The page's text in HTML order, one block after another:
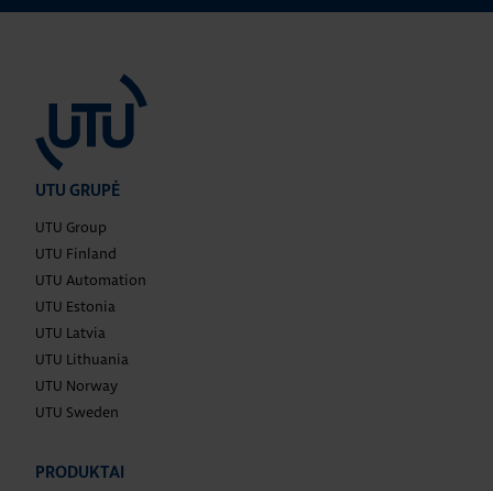
UTU GRUPĖ
UTU Group
UTU Finland
UTU Automation
UTU Estonia
UTU Latvia
UTU Lithuania
UTU Norway
UTU Sweden
PRODUKTAI